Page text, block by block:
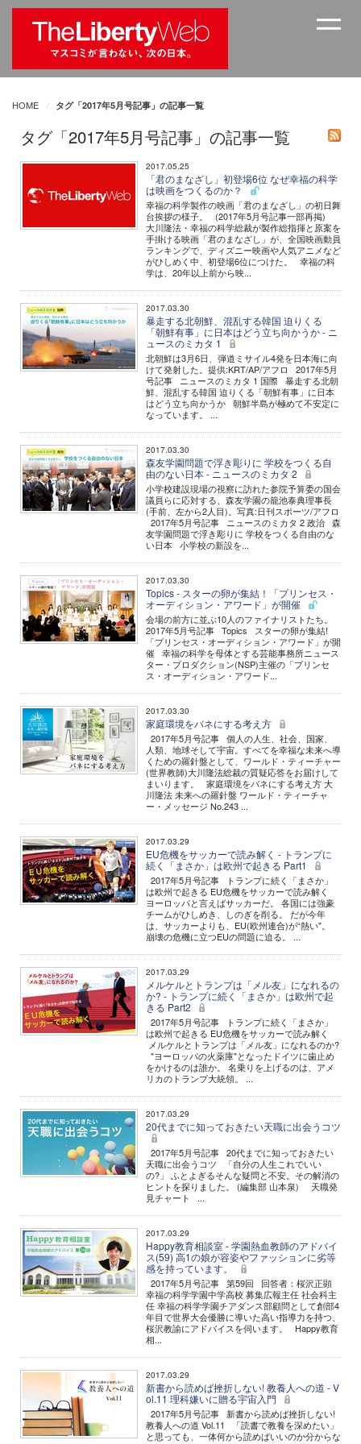
HOME タグ「2017年5月号記事」の記事一覧
タグ「2017年5月号記事」の記事一覧
2017.05.25
「君のまなざし」初登場6位 なぜ幸福の科学
は映画をつくるのか？
幸福の科学製作の映画「君のまなざし」の初日舞
台挨拶の様子。 (2017年5月号記事一部再掲)
大川隆法・幸福の科学総裁が製作総指揮と原案を
手掛ける映画「君のまなざし」が、全国映画動員
ランキングで、ディズニー映画や人気アニメなど
がひしめく中、初登場6位につけた。 幸福の科
学は、20年以上前から映...
2017.03.30
暴走する北朝鮮、混乱する韓国 迫りくる
「朝鮮有事」に日本はどう立ち向かうか - ニ
ュースのミカタ 1
北朝鮮は3月6日、弾道ミサイル4発を日本海に向
けて発射した。提供:KRT/AP/アフロ 2017年5月
号記事 ニュースのミカタ 1 国際 暴走する北朝
鮮、混乱する韓国 迫りくる「朝鮮有事」に日本
はどう立ち向かうか 朝鮮半島が極めて不安定に
なっています。 ...
2017.03.30
森友学園問題で浮き彫りに 学校をつくる自
由のない日本 - ニュースのミカタ 2
小学校建設現場の視察に訪れた参院予算委の国会
議員らに応対する、森友学園の籠池泰典理事長
(手前、左から2人目)。写真:日刊スポーツ/アフロ
2017年5月号記事 ニュースのミカタ 2 政治 森
友学園問題で浮き彫りに 学校をつくる自由のな
い日本 小学校の新設を...
2017.03.30
Topics - スターの卵が集結！「プリンセス・
オーディション・アワード」が開催
会場の前方に並ぶ10人のファイナリストたち。
2017年5月号記事 Topics スターの卵が集結!
「プリンセス・オーディション・アワード」が開
催 幸福の科学を母体とする芸能事務所ニュース
ター・プロダクション(NSP)主催の「プリンセ
ス・オーディション・アワード...
2017.03.30
家庭環境をバネにする考え方
2017年5月号記事 個人の人生、社会、国家、
人類、地球そして宇宙。すべてを幸福な未来へ導
くための羅針盤として、ワールド・ティーチャー
(世界教師)大川隆法総裁の質疑応答をお届けして
まいります。 家庭環境をバネにする考え方 大
川隆法 未来への羅針盤 ワールド・ティーチャ
ー・メッセージ No.243 ...
2017.03.29
EU危機をサッカーで読み解く - トランプに
続く「まさか」は欧州で起きる Part1
2017年5月号記事 トランプに続く「まさか」
は欧州で起きる EU危機をサッカーで読み解く
ヨーロッパと言えばサッカーだ。 各国には強豪
チームがひしめき、しのぎを削る。 だが今年
は、サッカーよりも、EU(欧州連合)が“熱い"。
崩壊の危機に立つEUの問題に迫る。 ...
2017.03.29
メルケルとトランプは「メル友」になれるの
か? - トランプに続く「まさか」は欧州で起
きる Part2
2017年5月号記事 トランプに続く「まさか」
は欧州で起きる EU危機をサッカーで読み解く
メルケルとトランプは「メル友」になれるのか?
"ヨーロッパの火薬庫"となったドイツに歯止め
をかけるのは誰か。 名乗りを上げるのは、アメ
リカのトランプ大統領。 ...
2017.03.29
20代までに知っておきたい天職に出会うコツ
2017年5月号記事 20代までに知っておきたい
天職に出会うコツ 「自分の人生これでいい
の?」 ふとよぎるそんな疑問と不安。その解消の
ヒントを探りました。 (編集部 山本泉) 天職発
見チャート ...
2017.03.29
Happy教育相談室 - 学園熱血教師のアドバイ
ス(59) 高1の娘が容姿やファッションに劣等
感を持っています。
2017年5月号記事 第59回 回答者：桜沢正顕
幸福の科学学園中学高校 募集広報主任 社会科主
任 幸福の科学学園チアダンス部顧問として創部4
年目で世界大会優勝に導いた高い指導力を持つ、
桜沢教諭にアドバイスを伺います。 Happy教育
相...
2017.03.29
新書から読めば挫折しない! 教養人への道 - V
ol.11 理科嫌いに贈る宇宙入門
2017年5月号記事 新書から読めば挫折しない!
教養人への道 Vol.11 「読書で教養を深めたい」
と思っても、一体何から読めばいいのか分からな